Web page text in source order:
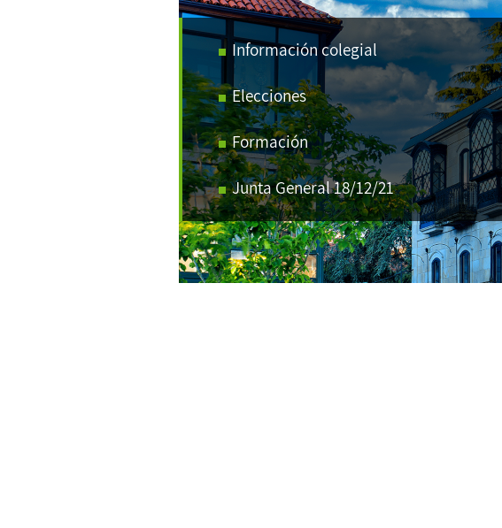
Información colegial
Elecciones
Formación
Junta General 18/12/21